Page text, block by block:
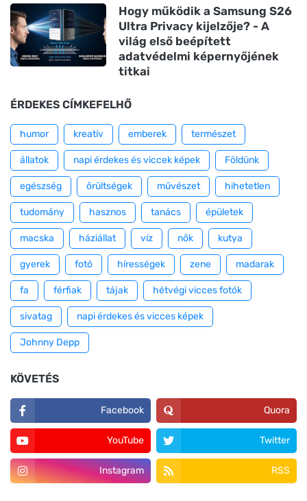
Hogy működik a Samsung S26
Ultra Privacy kijelzője? - A
világ első beépített
adatvédelmi képernyőjének
titkai
ÉRDEKES CÍMKEFELHŐ
humor kreatív emberek természet
állatok napi érdekes és viccek képek Földünk
egészség őrültségek művészet hihetetlen
tudomány hasznos tanács épületek
macska háziállat víz nők kutya
gyerek fotó hírességek zene madarak
fa férfiak tájak hétvégi vicces fotók
sivatag napi érdekes és vicces képek
Johnny Depp
KÖVETÉS
Facebook Quora
YouTube Twitter
Instagram RSS